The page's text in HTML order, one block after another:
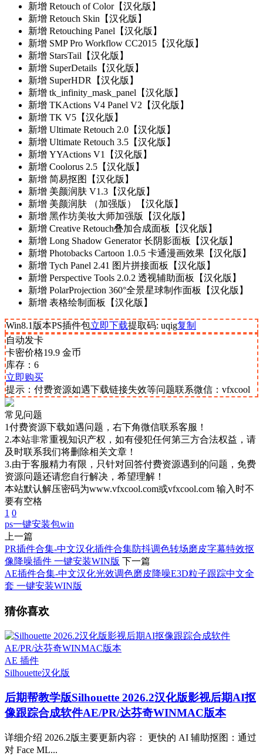
新增 Retouch of Color【汉化版】
新增 Retouch Skin【汉化版】
新增 Retouching Panel【汉化版】
新增 SMP Pro Workflow CC2015【汉化版】
新增 StarsTail【汉化版】
新增 SuperDetails【汉化版】
新增 SuperHDR【汉化版】
新增 tk_infinity_mask_panel【汉化版】
新增 TKActions V4 Panel V2【汉化版】
新增 TK V5【汉化版】
新增 Ultimate Retouch 2.0【汉化版】
新增 Ultimate Retouch 3.5【汉化版】
新增 YYActions V1【汉化版】
新增 Coolorus 2.5【汉化版】
新增 简易抠图【汉化版】
新增 美颜润肤 V1.3【汉化版】
新增 美颜润肤 （加强版）【汉化版】
新增 黑作坊美妆大师加强版【汉化版】
新增 Creative Retouch叠加合成面板【汉化版】
新增 Long Shadow Generator 长阴影面板【汉化版】
新增 Photobacks Cartoon 1.0.5 卡通漫画效果【汉化版】
新增 Tych Panel 2.41 图片拼接面板【汉化版】
新增 Perspective Tools 2.0.2 透视辅助面板【汉化版】
新增 PolarProjection 360°全景星球制作面板【汉化版】
新增 表格绘制面板【汉化版】
Win8.1版本PS插件包立即下载提取码: uqig复制
自动发卡
卡密价格19.9 金币
库存：6
立即购买
提示：付费资源如遇下载链接失效等问题联系微信：vfxcool
常见问题
1付费资源下载如遇问题，右下角微信联系客服！
2.本站非常重视知识产权，如有侵犯任何第三方合法权益，请
及时联系我们将删除相关文章！
3.由于客服精力有限，只针对回答付费资源遇到的问题，免费
资源问题还请您自行解决，希望理解！
本站默认解压密码为www.vfxcool.com或vfxcool.com 输入时不
要有空格
1 0
ps一键安装包win
上一篇
PR插件合集-中文汉化插件合集防抖调色转场磨皮字幕特效抠
像降噪插件 一键安装WIN版 下一篇
AE插件合集-中文汉化光效调色磨皮降噪E3D粒子跟踪中文全
套 一键安装WIN版
猜你喜欢
AE 插件
Silhouette汉化版
后期帮教学版Silhouette 2026.2汉化版影视后期AI抠
像跟踪合成软件AE/PR/达芬奇WINMAC版本
详细介绍 2026.2版主要更新内容： 更快的 AI 辅助抠图：通过
对 Face ML...